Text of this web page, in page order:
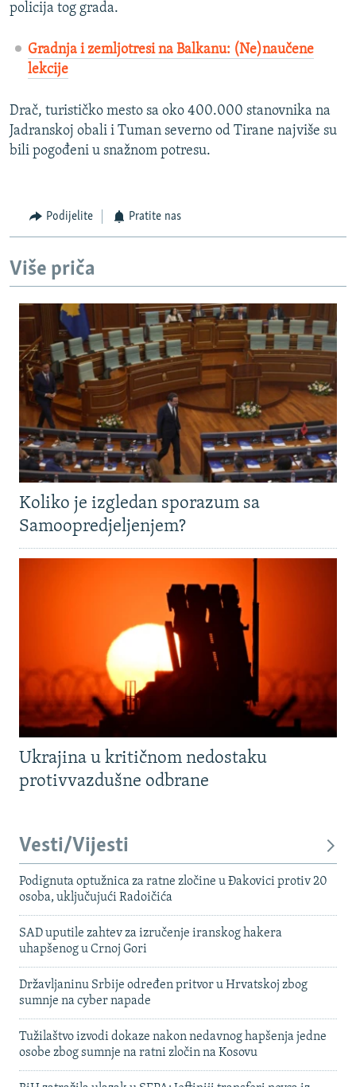
policija tog grada.
Gradnja i zemljotresi na Balkanu: (Ne)naučene
lekcije
Drač, turističko mesto sa oko 400.000 stanovnika na
Jadranskoj obali i Tuman severno od Tirane najviše su
bili pogođeni u snažnom potresu.
Podijelite Pratite nas
Više priča
Koliko je izgledan sporazum sa
Samoopredjeljenjem?
Ukrajina u kritičnom nedostaku
protivvazdušne odbrane
Vesti/Vijesti
Podignuta optužnica za ratne zločine u Đakovici protiv 20
osoba, uključujući Radoičića
SAD uputile zahtev za izručenje iranskog hakera
uhapšenog u Crnoj Gori
Državljaninu Srbije određen pritvor u Hrvatskoj zbog
sumnje na cyber napade
Tužilaštvo izvodi dokaze nakon nedavnog hapšenja jedne
osobe zbog sumnje na ratni zločin na Kosovu